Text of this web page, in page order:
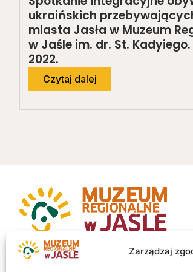
Zarządzaj
ukraińskich
miasta Jasła w Muzeum
w Jaśle im. dr. St.
2022.
Czytaj dalej
Muzeum regionalne w Jaśle im. dr.
Stanisława Kadyiego